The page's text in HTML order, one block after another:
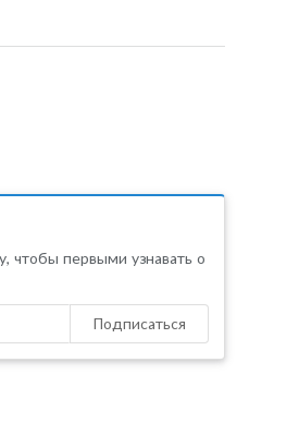
чтобы первыми узнавать о
Подписаться